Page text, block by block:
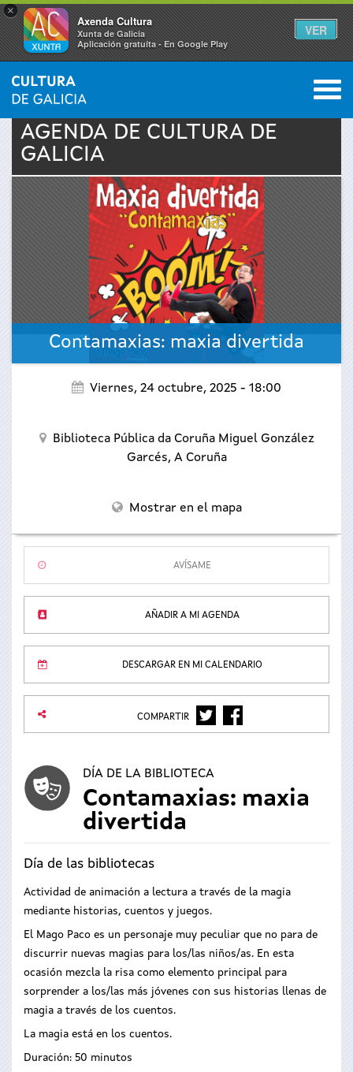
×
Axenda Cultura
Xunta de Galicia
Aplicación gratuíta - En Google Play
VER
Se
encuentra
INICIO › ACTUALIDAD 0
AGENDA DE CULTURA DE
GALICIA
Contamaxias: maxia divertida
Viernes, 24 octubre, 2025 - 18:00
Biblioteca Pública da Coruña Miguel González
Garcés, A Coruña
Mostrar en el mapa
AVÍSAME
AÑADIR A MI AGENDA
DESCARGAR EN MI CALENDARIO
COMPARTIR TWITTERFACEBOOK
DÍA DE LA BIBLIOTECA
Contamaxias: maxia
divertida
Día de las bibliotecas
Actividad de animación a lectura a través de la magia
mediante historias, cuentos y juegos.
El Mago Paco es un personaje muy peculiar que no para de
discurrir nuevas magias para los/las niños/as. En esta
ocasión mezcla la risa como elemento principal para
sorprender a los/las más jóvenes con sus historias llenas de
magia a través de los cuentos.
La magia está en los cuentos.
Duración: 50 minutos